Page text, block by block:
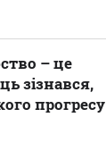
– це
зізнався,
прогресу